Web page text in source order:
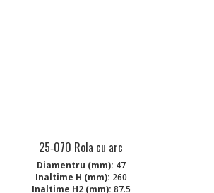
25‑070 Rola cu arc
Diamentru (mm): 47
Inaltime H (mm): 260
Inaltime H2 (mm): 87.5